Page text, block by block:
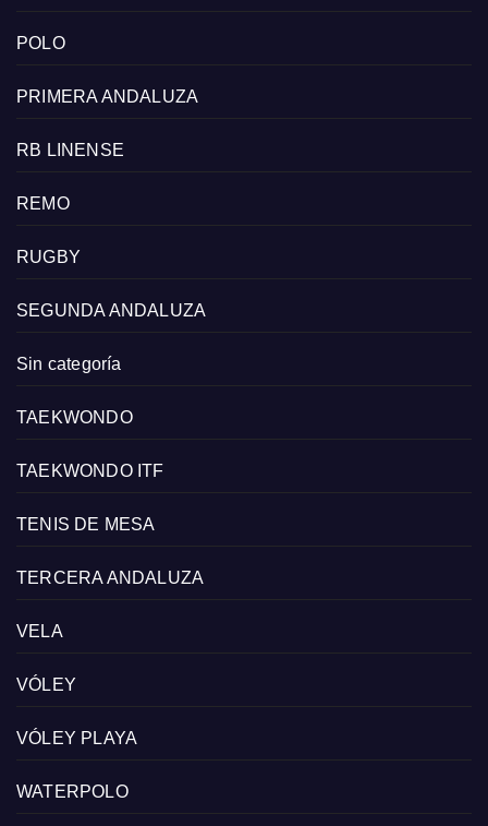
POLO
PRIMERA ANDALUZA
RB LINENSE
REMO
RUGBY
SEGUNDA ANDALUZA
Sin categoría
TAEKWONDO
TAEKWONDO ITF
TENIS DE MESA
TERCERA ANDALUZA
VELA
VÓLEY
VÓLEY PLAYA
WATERPOLO